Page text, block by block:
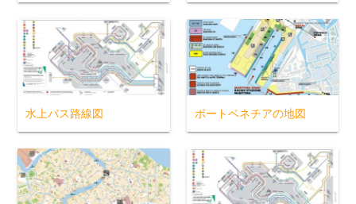
水上バス路線図 ポートベネチアの地図